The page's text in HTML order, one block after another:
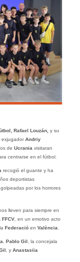
Rafael Louzán, y su
exjugadorAndriy
de Ucrania visitaran
centrarse en el fútbol.
recogió el guante y ha
deportistas
por los horrores
lleven para siempre en
FFCV, en un emotivo acto
Federacióen València
Pablo Gil , la concejala
, y Anastasiia